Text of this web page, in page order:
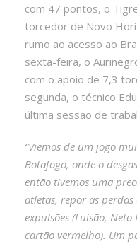
com 47 pontos, o
torcedor de Novo
rumo ao acesso ao
sexta-feira, o
com o apoio de 7,3
segunda, o técnico
última sessão de
“Viemos de um jogo
Botafogo, onde o
então tivemos uma
atletas, repor as
expulsões (Luisão,
cartão vermelho). Um